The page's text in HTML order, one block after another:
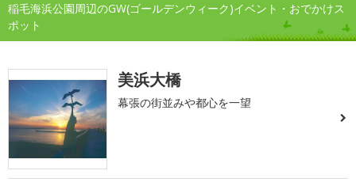
稲毛海浜公園周辺のGW(ゴールデンウィーク)イベント・おでかけス
ポット
美浜大橋
幕張の街並みや都心を一望